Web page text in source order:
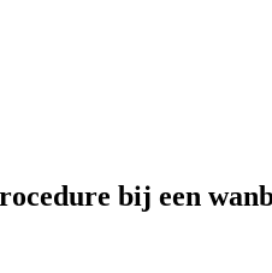
bij een